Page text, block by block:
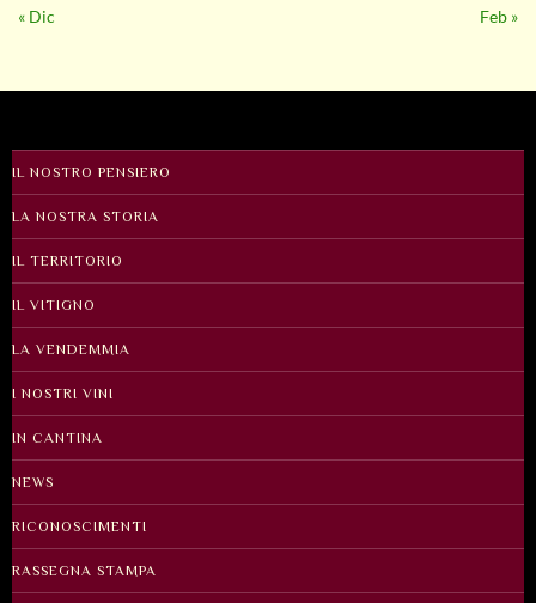
« Dic
Feb »
IL NOSTRO PENSIERO
LA NOSTRA STORIA
IL TERRITORIO
IL VITIGNO
LA VENDEMMIA
I NOSTRI VINI
IN CANTINA
NEWS
RICONOSCIMENTI
RASSEGNA STAMPA